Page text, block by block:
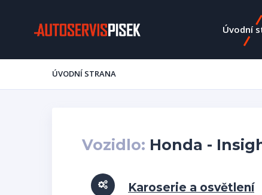
Úvodní
ÚVODNÍ STRANA
Vozidlo: Honda -
Karoserie a osvětlení